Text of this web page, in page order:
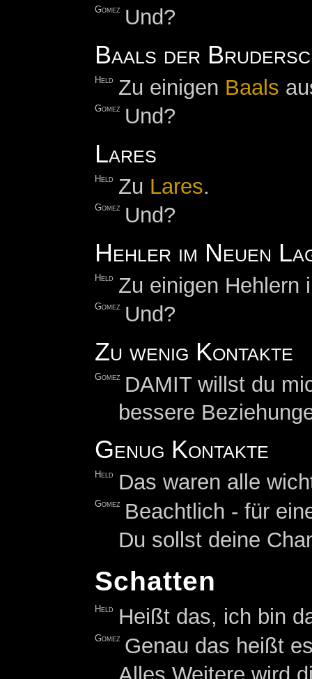
Gomez Und?
Baals der
Held Zu einigen Baals
Gomez Und?
Lares
Held Zu Lares.
Gomez Und?
Hehler im Neuen
Held Zu einigen Hehlern
Gomez Und?
Zu wenig Kontakte
Gomez
DAMIT willst du
bessere
Genug Kontakte
Held Das waren alle
Gomez
Beachtlich - für
Du sollst deine
Schatten
Held Heißt das, ich bin
Gomez Genau das heißt